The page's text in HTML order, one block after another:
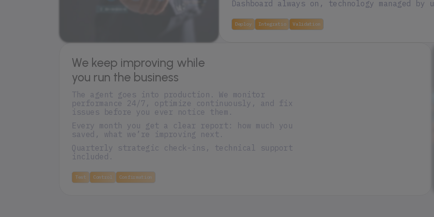
Dashboard always on, technology managed by
Deploy Integratio Validation
We keep improving while
you run the business
The agent goes into production. We monitor
performance 24/7, optimize continuously, and fix
issues before you ever notice them.
Every month you get a clear report: how much you
saved, what we’re improving next.
Quarterly strategic check-ins, technical support
included.
Test Control Confirmation